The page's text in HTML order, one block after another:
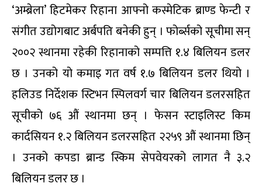
‘अम्ब्रेला’ हिटमेकर रिहाना आफ्नो कस्मेटिक ब्राण्ड फेन्टी र
संगीत उद्योगबाट अर्बपति बनेकी हुन् । फोर्ब्सको सूचीमा सन्
२००२ स्थानमा रहेकी रिहानाको सम्पत्ति १.४ बिलियन डलर
छ । उनको यो कमाइ गत वर्ष १.७ बिलियन डलर थियो ।
हलिउड निर्देशक स्टिभन स्पिलवर्ग चार बिलियन डलरसहित
सूचीको ७६ औं स्थानमा छन् । फेसन स्टाइलिस्ट किम
कार्दसियन १.२ बिलियन डलरसहित २२५९ औं स्थानमा छिन्
। उनको कपडा ब्रान्ड स्किम सेपवेयरको लागत नै ३.२
बिलियन डलर छ ।